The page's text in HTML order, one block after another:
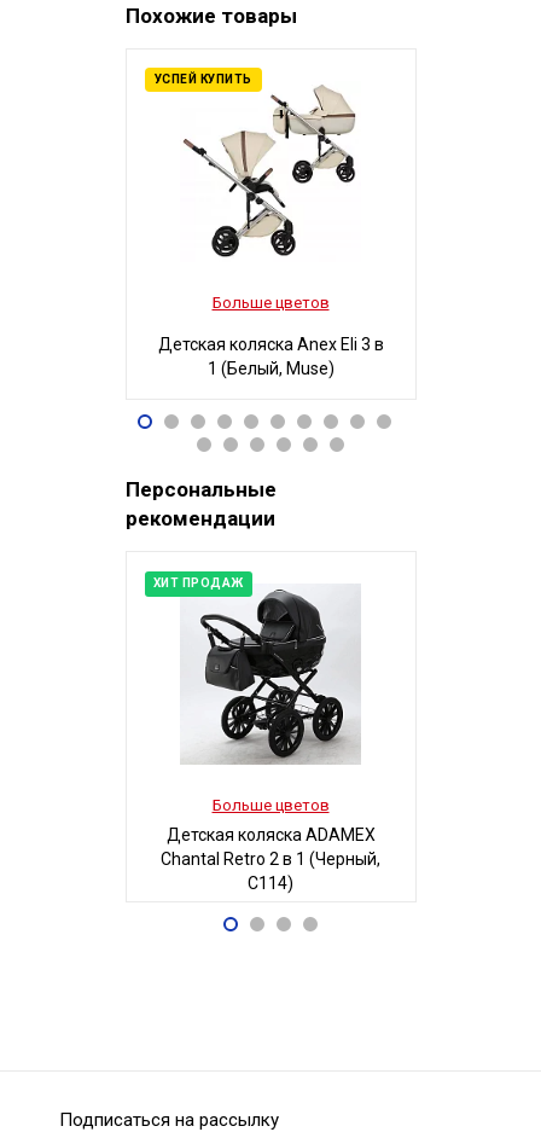
Похожие товары
Больше цветов
Детская коляска Anex Eli 3 в
1 (Белый, Muse)
96 490Р
УСПЕЙ КУПИТЬ
Персональные
рекомендации
ХИТ ПРОДАЖ
Больше цветов
Детская коляска ADAMEX
Chantal Retro 2 в 1 (Черный,
C114)
68 700 Р
Подписаться на рассылку